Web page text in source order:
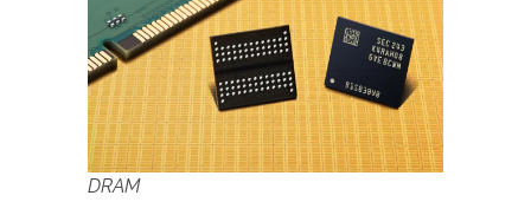
DRAM